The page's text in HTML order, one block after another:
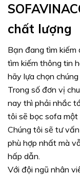
chất lượng
Bạn đang tìm kiếm
tìm kiếm thông tin
hãy lựa chọn chúng
Trong số đơn vị
nay thì phải nhắc
tôi sẽ bọc sofa một
Chúng tôi sẽ tư
phù hợp nhất mà
hấp dẫn.
Với đội ngũ nhân